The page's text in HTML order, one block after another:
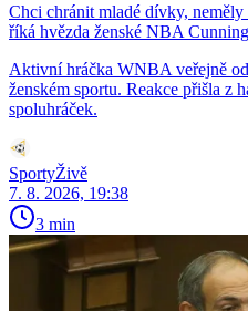
Chci chránit mladé dívky,
říká hvězda ženské NBA
Aktivní hráčka WNBA veřejně
ženském sportu. Reakce přišla z
spoluhráček.
SportyŽivě
7. 8. 2026, 19:38
3 min